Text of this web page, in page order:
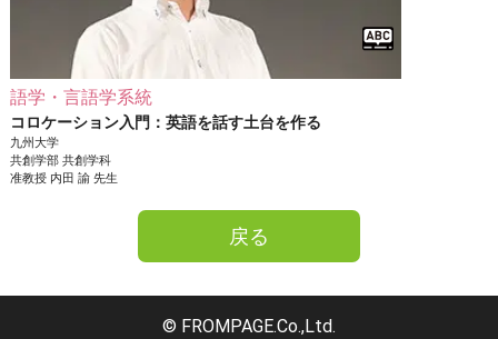
語学・言語学系統
コロケーション入門：英語を話す土台を作る
九州大学
共創学部 共創学科
准教授 内田 諭先生
戻る
© FROMPAGE.Co.,Ltd.